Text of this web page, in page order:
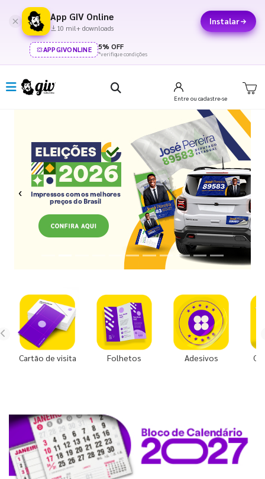
App GIV Online
10 mil+ downloads
Instalar
APPGIVONLINE 5% OFF
*verifique condições
Entre ou cadastre-se
Previous Next
Cartão de visita Folhetos Adesivos